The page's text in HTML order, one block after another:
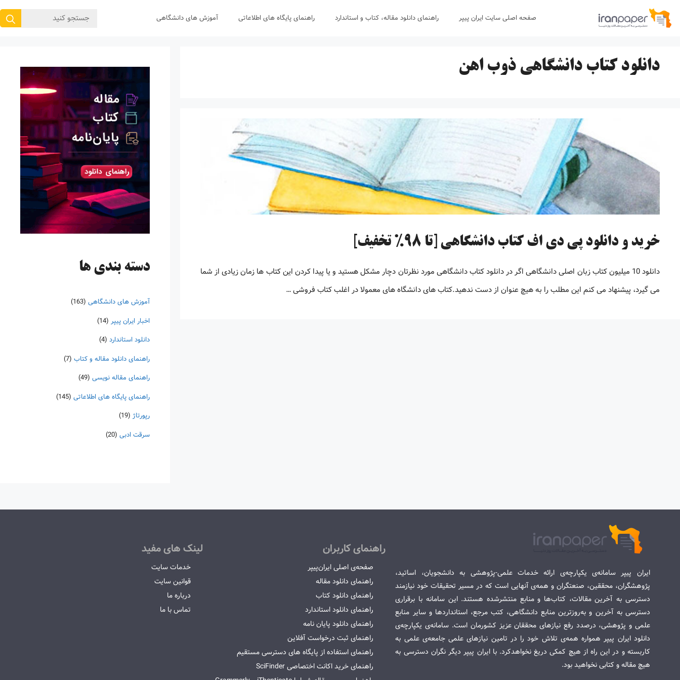
پرش
صفحه اصلی سایت ایران پیپر راهنمای دانلود مقاله، کتاب و استاندارد راهنمای پایگاه های اطلاعاتی آموزش های دانشگاهی
جستجوی
دانلود کتاب دانشگاهی ذوب اهن
خرید و دانلود پی دی اف کتاب دانشگاهی [تا 98% تخفیف]
دانلود 10 میلیون کتاب زبان اصلی دانشگاهی اگر در دانلود کتاب دانشگاهی مورد نظرتان دچار مشکل هستید و یا پیدا کردن این کتاب ها زمان زیادی از شما
می گیرد، پیشنهاد می کنم این مطلب را به هیچ عنوان از دست ندهید.کتاب های دانشگاه های معمولا در اغلب کتاب فروشی …
دسته‌ بندی ها
آموزش های دانشگاهی (163)
اخبار ایران پیپر (14)
دانلود استاندارد (4)
راهنمای دانلود مقاله و کتاب (7)
راهنمای مقاله نویسی (49)
راهنمای پایگاه های اطلاعاتی (145)
رپورتاژ (19)
سرقت ادبی (20)
ایران پیپر سامانه‌ی یکپارچه‌ی ارائه خدمات علمی-پژوهشی به دانشجویان، اساتید،
پژوهشگران، محققین، صنعتگران و همه‌ی آنهایی است که در مسیر تحقیقات خود نیازمند
دسترسی به آخرین مقالات، کتاب‌ها و منابع منتشرشده هستند. این سامانه با برقراری
دسترسی به آخرین و به‌روزترین منابع دانشگاهی، کتب مرجع، استانداردها و سایر منابع
علمی و پژوهشی، درصدد رفع نیازهای محققان عزیز کشورمان است. سامانه‌ی یکپارچه‌ی
دانلود ایران پیپر همواره همه‌ی تلاش خود را در تامین نیازهای علمی جامعه‌ی علمی به
کاربسته و در این راه از هیچ کمکی دریغ نخواهدکرد. با ایران پیپر دیگر نگران دسترسی به
هیچ مقاله و کتابی نخواهید بود.
راهنمای کاربران
صفحه‌ی اصلی ایران‌پیپر
راهنمای دانلود مقاله
راهنمای دانلود کتاب
راهنمای دانلود استاندارد
راهنمای دانلود پایان نامه
راهنمای ثبت درخواست آفلاین
راهنمای استفاده از پایگاه های دسترسی مستقیم
راهنمای خرید اکانت اختصاصی SciFinder
لینک های مفید
خدمات سایت
قوانین سایت
درباره ما
تماس با ما